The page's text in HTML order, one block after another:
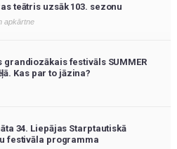
teātris uzsāk 103. sezonu
apkārtne
grandiozākais festivāls SUMMER
Kas par to jāzina?
34. Liepājas Starptautiskā
festivāla programma